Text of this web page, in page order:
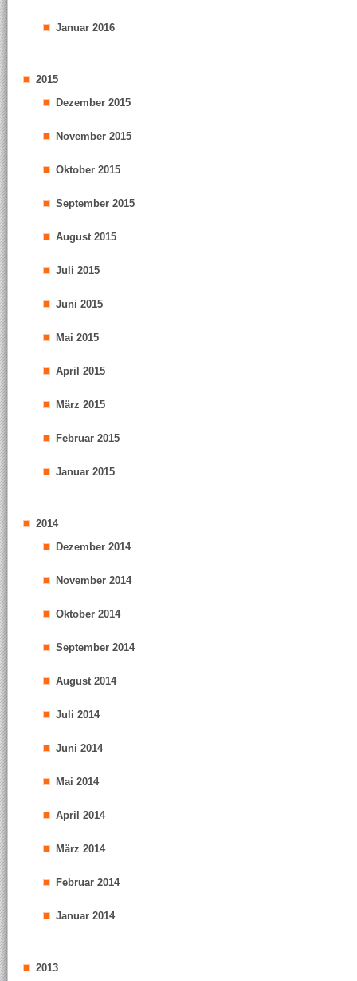
Januar 2016
2015
Dezember 2015
November 2015
Oktober 2015
September 2015
August 2015
Juli 2015
Juni 2015
Mai 2015
April 2015
März 2015
Februar 2015
Januar 2015
2014
Dezember 2014
November 2014
Oktober 2014
September 2014
August 2014
Juli 2014
Juni 2014
Mai 2014
April 2014
März 2014
Februar 2014
Januar 2014
2013